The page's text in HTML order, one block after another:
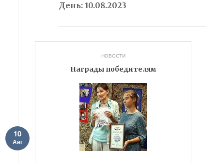
День:10.08.2023
НОВОСТИ
Награды победителям
10
Авг